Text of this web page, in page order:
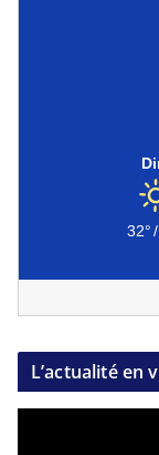
32°/
L’actualité en